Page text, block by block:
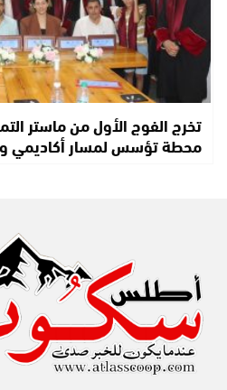
تخرج الفوج الأول من ماستر
محطة تؤسس لمسار أكاديمي